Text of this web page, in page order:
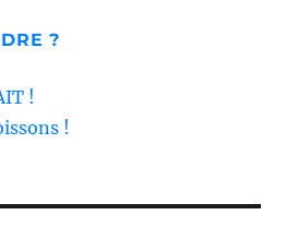
?
!
!